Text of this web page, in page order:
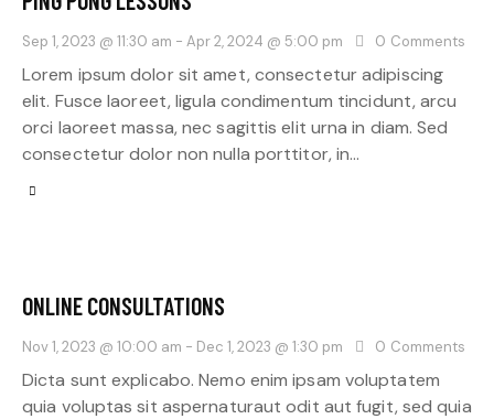
Sep 1, 2023 @ 11:30 am - Apr 2, 2024 @ 5:00 pm 0 Comments
Lorem ipsum dolor sit amet, consectetur adipiscing
elit. Fusce laoreet, ligula condimentum tincidunt, arcu
orci laoreet massa, nec sagittis elit urna in diam. Sed
consectetur dolor non nulla porttitor, in…
ONLINE CONSULTATIONS
Nov 1, 2023 @ 10:00 am - Dec 1, 2023 @ 1:30 pm 0 Comments
Dicta sunt explicabo. Nemo enim ipsam voluptatem
quia voluptas sit aspernaturaut odit aut fugit, sed quia